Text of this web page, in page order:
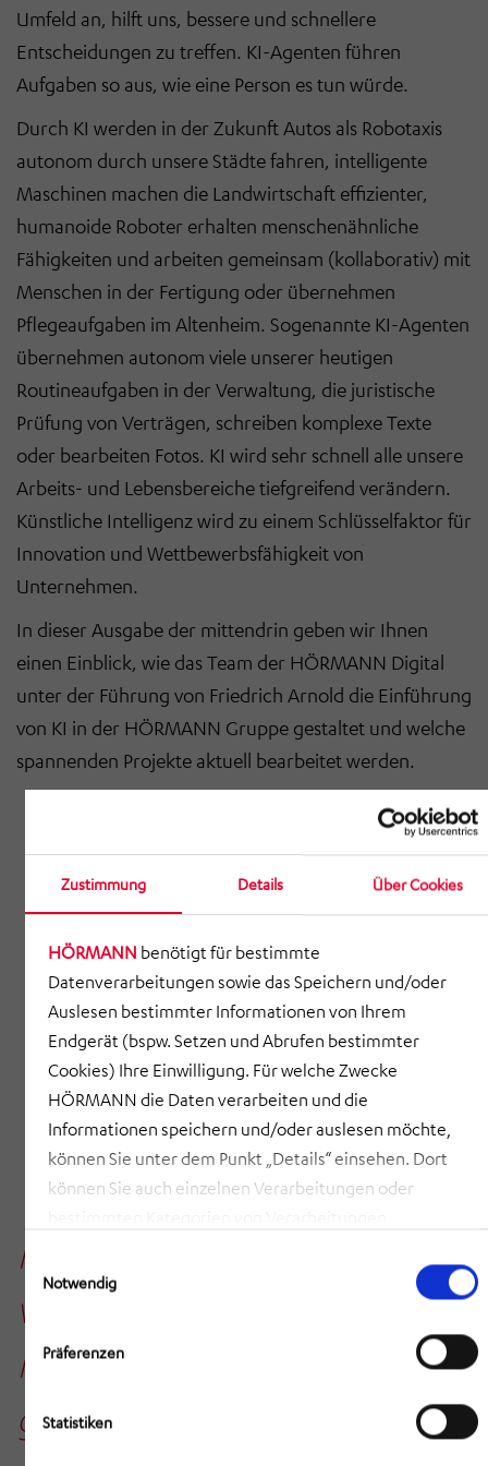
Zustimmung Details Über Cookies
HÖRMANN benötigt für bestimmte
Datenverarbeitungen sowie das Speichern und/oder
Auslesen bestimmter Informationen von Ihrem
Endgerät (bspw. Setzen und Abrufen bestimmter
Cookies) Ihre Einwilligung. Für welche Zwecke
HÖRMANN die Daten verarbeiten und die
Informationen speichern und/oder auslesen möchte,
können Sie unter dem Punkt „Details“ einsehen. Dort
können Sie auch einzelnen Verarbeitungen oder
Sie ein, dass HÖRMANN alle der erläuterten
Informationen speichern sowie auslesen und damit
zusammenhängende Datenverarbeitungen vornehmen
darf, die nicht ohnehin unbedingt erforderlich sind,
stellen kann. Mit Klick auf „AUSWAHL ERLAUBEN“
Einwilligungsauswahl
Notwendig
Präferenzen
Statistiken
Umfeld an, hilft uns, bessere und schnellere
Entscheidungen zu treffen. KI-Agenten führen
Aufgaben so aus, wie eine Person es tun würde.
Durch KI werden in der Zukunft Autos als Robotaxis
autonom durch unsere Städte fahren, intelligente
Maschinen machen die Landwirtschaft effizienter,
humanoide Roboter erhalten menschenähnliche
Fähigkeiten und arbeiten gemeinsam (kollaborativ) mit
Menschen in der Fertigung oder übernehmen
Pflegeaufgaben im Altenheim. Sogenannte KI-Agenten
übernehmen autonom viele unserer heutigen
Routineaufgaben in der Verwaltung, die juristische
Prüfung von Verträgen, schreiben komplexe Texte
oder bearbeiten Fotos. KI wird sehr schnell alle unsere
Arbeits- und Lebensbereiche tiefgreifend verändern.
Künstliche Intelligenz wird zu einem Schlüsselfaktor für
Innovation und Wettbewerbsfähigkeit von
Unternehmen.
In dieser Ausgabe der mittendrin geben wir Ihnen
einen Einblick, wie das Team der HÖRMANN Digital
unter der Führung von Friedrich Arnold die Einführung
von KI in der HÖRMANN Gruppe gestaltet und welche
spannenden Projekte aktuell bearbeitet werden.
In der HÖRMANN Gruppe
verstehen wir Künstliche
Intelligenz (KI) als eine
große Chance, den